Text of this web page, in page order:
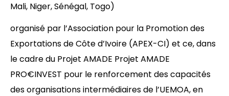
Mali, Niger, Sénégal, Togo)
organisé par l’Association pour la Promotion des
Exportations de Côte d’Ivoire (APEX-CI) et ce, dans
le cadre du Projet AMADE Projet AMADE
PRO€INVEST pour le renforcement des capacités
des organisations intermédiaires de l’UEMOA, en